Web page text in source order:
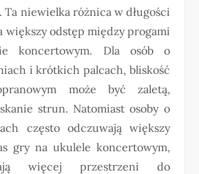
Ta niewielka różnica w długości
większy odstęp między progami
koncertowym. Dla osób o
i krótkich palcach, bliskość
może być zaletą,
strun. Natomiast osoby o
często odczuwają większy
gry na ukulele koncertowym,
więcej przestrzeni do